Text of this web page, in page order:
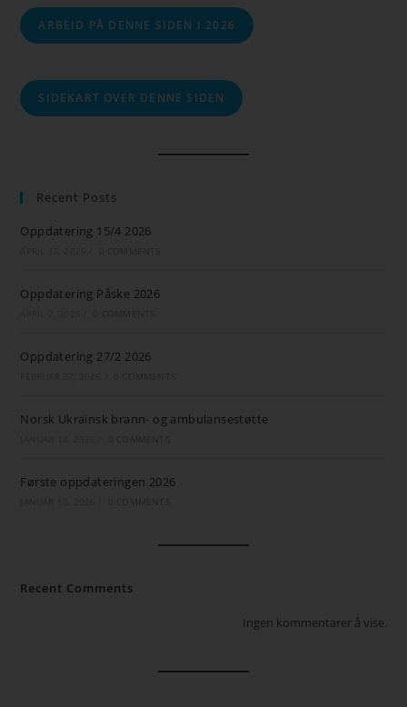
ARBEID PÅ DENNE SIDEN I 2026
SIDEKART OVER DENNE SIDEN
Recent Posts
Oppdatering 15/4 2026
Oppdatering Påske 2026
Oppdatering 27/2 2026
Norsk Ukrainsk brann- og ambulansestøtte
Første oppdateringen 2026
Recent Comments
Ingen kommentarer å vise.